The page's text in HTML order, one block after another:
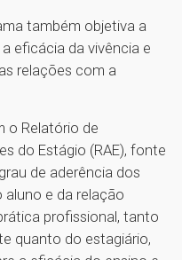
também objetiva a
eficácia da vivência e
relações com a
o Relatório de
do Estágio (RAE), fonte
de aderência dos
e da relação
profissional, tanto
quanto do estagiário,